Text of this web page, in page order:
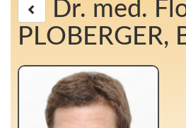
Dr. med.
PLOBERGER,